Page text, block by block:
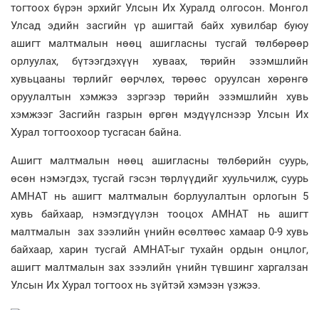
тогтоох бүрэн эрхийг Улсын Их Хуралд олгосон. Монгол
Улсад эдийн засгийн үр ашигтай байх хувилбар буюу
ашигт малтмалын нөөц ашигласны тусгай төлбөрөөр
орлуулах, бүтээгдэхүүн хуваах, төрийн эзэмшлийн
хувьцааны төрлийг өөрчлөх, төрөөс оруулсан хөрөнгө
оруулалтын хэмжээ зэргээр төрийн эзэмшлийн хувь
хэмжээг Засгийн газрын өргөн мэдүүлснээр Улсын Их
Хурал тогтоохоор тусгасан байна.
Ашигт малтмалын нөөц ашигласны төлбөрийн суурь,
өсөн нэмэгдэх, тусгай гэсэн төрлүүдийг хуульчилж, суурь
АМНАТ нь ашигт малтмалын борлуулалтын орлогын 5
хувь байхаар, нэмэгдүүлэн тооцох АМНАТ нь ашигт
малтмалын зах зээлийн үнийн өсөлтөөс хамаар 0-9 хувь
байхаар, харин тусгай АМНАТ-ыг тухайн ордын онцлог,
ашигт малтмалын зах зээлийн үнийн түвшинг харгалзан
Улсын Их Хурал тогтоох нь зүйтэй хэмээн үзжээ.